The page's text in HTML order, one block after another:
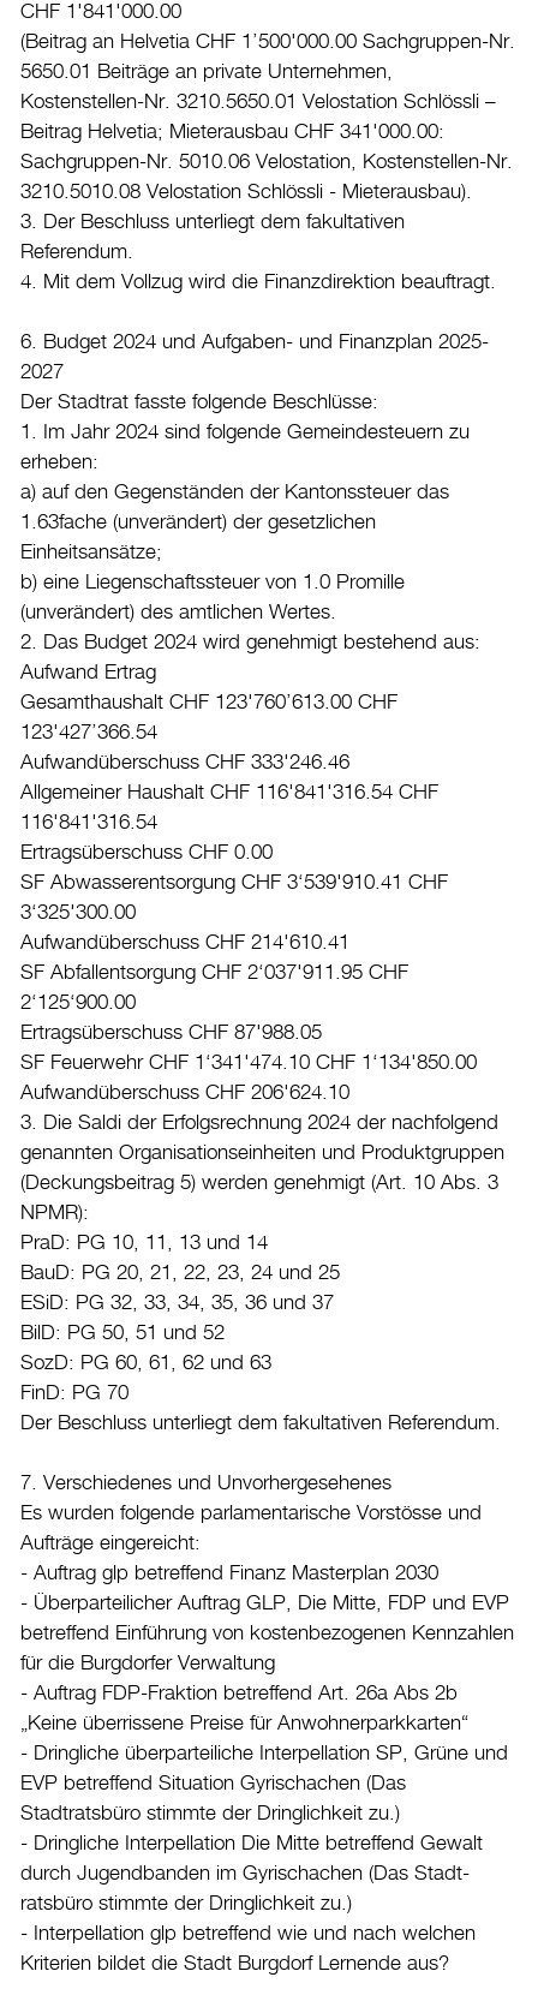
CHF 1'841'000.00
(Beitrag an Helvetia CHF 1’500'000.00 Sachgruppen-Nr.
5650.01 Beiträge an private Unternehmen,
Kostenstellen-Nr. 3210.5650.01 Velostation Schlössli –
Beitrag Helvetia; Mieterausbau CHF 341'000.00:
Sachgruppen-Nr. 5010.06 Velostation, Kostenstellen-Nr.
3210.5010.08 Velostation Schlössli - Mieterausbau).
3. Der Beschluss unterliegt dem fakultativen
Referendum.
4. Mit dem Vollzug wird die Finanzdirektion beauftragt.
6. Budget 2024 und Aufgaben- und Finanzplan 2025-
2027
Der Stadtrat fasste folgende Beschlüsse:
1. Im Jahr 2024 sind folgende Gemeindesteuern zu
erheben:
a) auf den Gegenständen der Kantonssteuer das
1.63fache (unverändert) der gesetzlichen
Einheitsansätze;
b) eine Liegenschaftssteuer von 1.0 Promille
(unverändert) des amtlichen Wertes.
2. Das Budget 2024 wird genehmigt bestehend aus:
Aufwand Ertrag
Gesamthaushalt CHF 123'760’613.00 CHF
123'427’366.54
Aufwandüberschuss CHF 333'246.46
Allgemeiner Haushalt CHF 116'841'316.54 CHF
116'841'316.54
Ertragsüberschuss CHF 0.00
SF Abwasserentsorgung CHF 3‘539'910.41 CHF
3‘325'300.00
Aufwandüberschuss CHF 214'610.41
SF Abfallentsorgung CHF 2‘037'911.95 CHF
2‘125‘900.00
Ertragsüberschuss CHF 87'988.05
SF Feuerwehr CHF 1‘341'474.10 CHF 1‘134'850.00
Aufwandüberschuss CHF 206'624.10
3. Die Saldi der Erfolgsrechnung 2024 der nachfolgend
genannten Organisationseinheiten und Produktgruppen
(Deckungsbeitrag 5) werden genehmigt (Art. 10 Abs. 3
NPMR):
PraD: PG 10, 11, 13 und 14
BauD: PG 20, 21, 22, 23, 24 und 25
ESiD: PG 32, 33, 34, 35, 36 und 37
BilD: PG 50, 51 und 52
SozD: PG 60, 61, 62 und 63
FinD: PG 70
Der Beschluss unterliegt dem fakultativen Referendum.
7. Verschiedenes und Unvorhergesehenes
Es wurden folgende parlamentarische Vorstösse und
Aufträge eingereicht:
- Auftrag glp betreffend Finanz Masterplan 2030
- Überparteilicher Auftrag GLP, Die Mitte, FDP und EVP
betreffend Einführung von kostenbezogenen Kennzahlen
für die Burgdorfer Verwaltung
- Auftrag FDP-Fraktion betreffend Art. 26a Abs 2b
„Keine überrissene Preise für Anwohnerparkkarten“
- Dringliche überparteiliche Interpellation SP, Grüne und
EVP betreffend Situation Gyrischachen (Das
Stadtratsbüro stimmte der Dringlichkeit zu.)
- Dringliche Interpellation Die Mitte betreffend Gewalt
durch Jugendbanden im Gyrischachen (Das Stadt-
ratsbüro stimmte der Dringlichkeit zu.)
- Interpellation glp betreffend wie und nach welchen
Kriterien bildet die Stadt Burgdorf Lernende aus?